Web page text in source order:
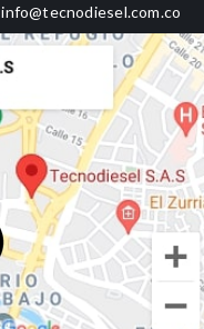
info@tecnodiesel.com.co